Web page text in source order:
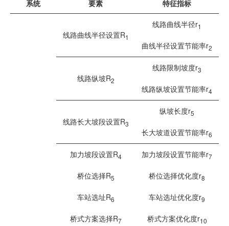
系统 要素 特征指标
线路曲线半径设置R1
线路曲线半径r1
曲线半径设置节能率r2
线路纵坡R2
线路限制坡度r3
线路纵坡设置节能率r4
线路长大坡段设置R3
纵坡长度r5
长大坡道设置节能率r6
加力坡段设置R4 加力坡段设置节能率r7
桥位选择R5 桥位选择优化度r8
车站选址R6 车站选址优化度r9
桥式方案选择R7 桥式方案优化度r10